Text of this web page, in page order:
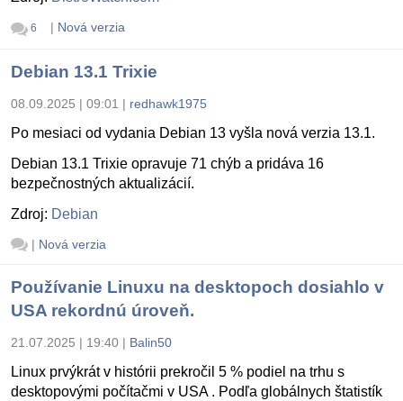
6 | Nová verzia
Debian 13.1 Trixie
08.09.2025 | 09:01 | redhawk1975
Po mesiaci od vydania Debian 13 vyšla nová verzia 13.1.
Debian 13.1 Trixie opravuje 71 chýb a pridáva 16
bezpečnostných aktualizácií.
Zdroj: Debian
| Nová verzia
Používanie Linuxu na desktopoch dosiahlo v
USA rekordnú úroveň.
21.07.2025 | 19:40 | Balin50
Linux prvýkrát v histórii prekročil 5 % podiel na trhu s
desktopovými počítačmi v USA . Podľa globálnych štatistík